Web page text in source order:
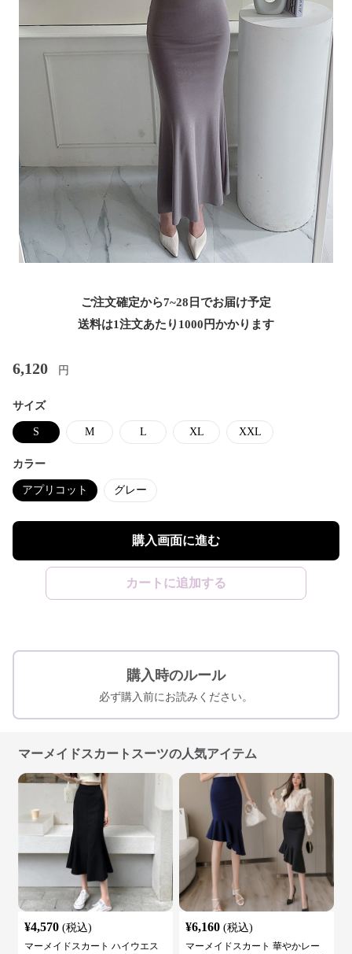
ご注文確定から7~28日でお届け予定
送料は1注文あたり 1000 円かかります
6,120 円
サイズ
S M L XL XXL
カラー
アプリコット グレー
購入画面に進む
カートに追加する
購入時のルール
必ず購入前にお読みください。
マーメイドスカートスーツの人気アイテム
¥4,570 (税込)
マーメイドスカート ハイウエス
¥6,160 (税込)
マーメイドスカート 華やかレー